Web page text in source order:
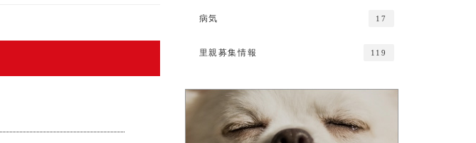
病気 17
里親募集情報 119